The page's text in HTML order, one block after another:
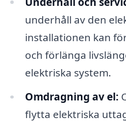
underhåll av den
installationen kan
och förlänga
elektriska system.
Omdragning av el:
flytta elektriska